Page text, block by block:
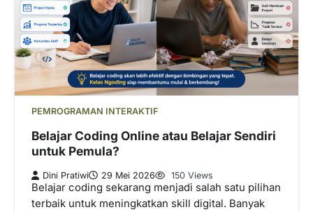
PEMROGRAMAN INTERAKTIF
Belajar Coding Online atau Belajar Sendiri
untuk Pemula?
Dini Pratiwi 29 Mei 2026 150 Views
Belajar coding sekarang menjadi salah satu pilihan
terbaik untuk meningkatkan skill digital. Banyak